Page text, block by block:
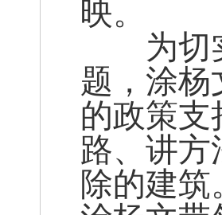
映。
为切实
题，涂杨
的政策支
路、讲方
除的建